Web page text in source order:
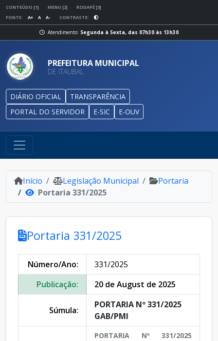
CONTEÚDO [1] MENU [2]
RODAPÉ [3]
FONTE:
A+ A A- CONTRASTE:
Atendimento: Segunda à Sexta, das 07h30 às 13h30
PREFEITURA MUNICIPAL
DE ITAUBAL
DIÁRIO OFICIAL
TRANSPARÊNCIA
PORTAL DO SERVIDOR
E-SIC E-OUV
Início Legislação Municipal
Portaria
Portaria 331/2025
Portaria 331/2025
Número/Ano:
331/2025
Publicação:
20 de August de 2025
Súmula:
PORTARIA Nº 331/2025
GAB/PMI
PORTARIA Nº 331/2025